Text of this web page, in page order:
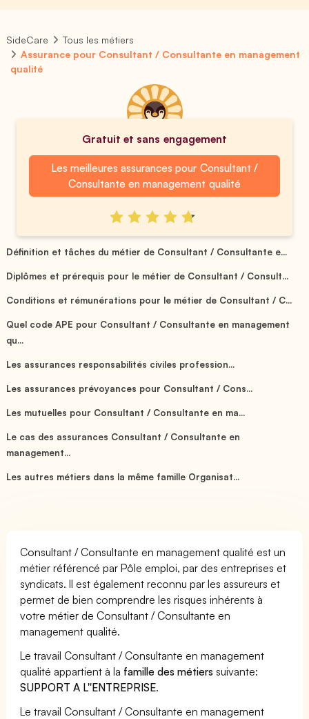
SideCare
Tous les métiers
Assurance pour Consultant / Consultante en management
qualité
Gratuit et sans engagement
Les meilleures assurances pour Consultant /
Consultante en management qualité
Définition et tâches du métier de Consultant / Consultante e...
Diplômes et prérequis pour le métier de Consultant / Consult...
Conditions et rémunérations pour le métier de Consultant / C...
Quel code APE pour Consultant / Consultante en management
qu...
Les assurances responsabilités civiles profession...
Les assurances prévoyances pour Consultant / Cons...
Les mutuelles pour Consultant / Consultante en ma...
Le cas des assurances Consultant / Consultante en
management...
Les autres métiers dans la même famille Organisat...
Consultant / Consultante en management qualité est un
métier référencé par Pôle emploi, par des entreprises et
syndicats. Il est également reconnu par les assureurs et
permet de bien comprendre les risques inhérents à
votre métier de Consultant / Consultante en
management qualité.
Le travail Consultant / Consultante en management
qualité appartient à la famille des métiers suivante:
SUPPORT A L''ENTREPRISE.
Le travail Consultant / Consultante en management